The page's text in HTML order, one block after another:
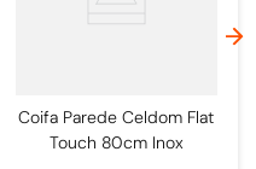
Coifa Parede Celdom Flat
Touch 80cm Inox